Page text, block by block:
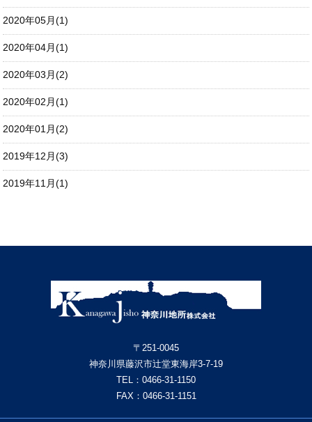
2020年05月(1)
2020年04月(1)
2020年03月(2)
2020年02月(1)
2020年01月(2)
2019年12月(3)
2019年11月(1)
〒251-0045
神奈川県藤沢市辻堂東海岸3-7-19
TEL： 0466-31-1150
FAX：0466-31-1151